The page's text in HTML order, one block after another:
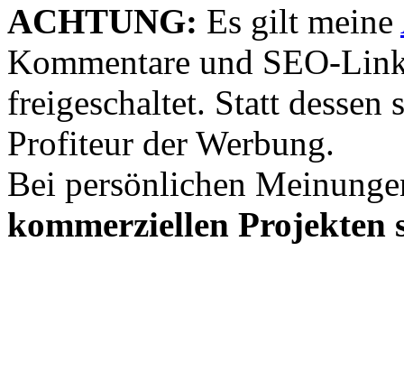
ACHTUNG: Es gilt meine
Kommentare und SEO-
freigeschaltet. Statt dessen
Profiteur der Werbung.
Bei persönlichen
kommerziellen Projekten